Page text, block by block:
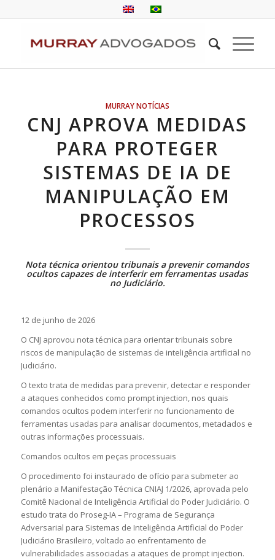
MURRAY NOTÍCIAS
CNJ APROVA MEDIDAS
PARA PROTEGER
SISTEMAS DE IA DE
MANIPULAÇÃO EM
PROCESSOS
Nota técnica orientou tribunais a prevenir comandos
ocultos capazes de interferir em ferramentas usadas
no Judiciário.
12 de junho de 2026
O CNJ aprovou nota técnica para orientar tribunais sobre
riscos de manipulação de sistemas de inteligência artificial no
Judiciário.
O texto trata de medidas para prevenir, detectar e responder
a ataques conhecidos como prompt injection, nos quais
comandos ocultos podem interferir no funcionamento de
ferramentas usadas para analisar documentos, metadados e
outras informações processuais.
Comandos ocultos em peças processuais
O procedimento foi instaurado de ofício para submeter ao
plenário a Manifestação Técnica CNIAJ 1/2026, aprovada pelo
Comitê Nacional de Inteligência Artificial do Poder Judiciário. O
estudo trata do Proseg-IA – Programa de Segurança
Adversarial para Sistemas de Inteligência Artificial do Poder
Judiciário Brasileiro, voltado ao enfrentamento de
vulnerabilidades associadas a ataques de prompt injection.